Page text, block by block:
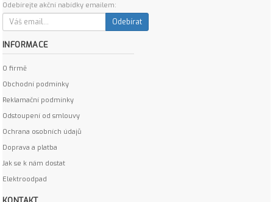
Odebírejte akční nabídky emailem:
Odebírat
INFORMACE
O firmě
Obchodní podmínky
Reklamační podmínky
Odstoupení od smlouvy
Ochrana osobních údajů
Doprava a platba
Jak se k nám dostat
Elektroodpad